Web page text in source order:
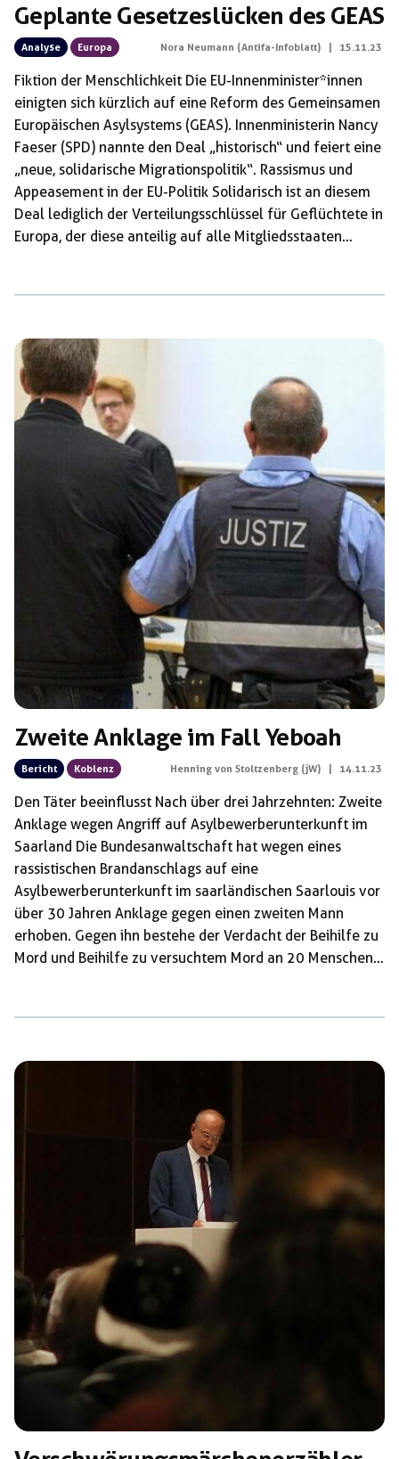
Geplante Gesetzeslücken des GEAS
Analyse Europa Nora Neumann (Antifa-Infoblatt) | 15.11.23
Fiktion der Menschlichkeit Die EU-Innenminister*innen
einigten sich kürzlich auf eine Reform des Gemeinsamen
Europäischen Asylsystems (GEAS). Innenministerin Nancy
Faeser (SPD) nannte den Deal „historisch“ und feiert eine
„neue, solidarische Migrationspolitik“. Rassismus und
Appeasement in der EU-Politik Solidarisch ist an diesem
Deal lediglich der Verteilungsschlüssel für Geflüchtete in
Europa, der diese anteilig auf alle Mitgliedsstaaten
selbst das geht Ländern wie Ungarn, Malta, Polen,
Bulgarien und der Slowakei nicht weit genug. Sie weigern
sich, Geflüchtete aufzunehmen oder
Ausgleichszahlungen zu leisten. Der „historische“ […]
Zweite Anklage im Fall Yeboah
Bericht Koblenz Henning von Stoltzenberg (jW) 14.11.23
Den Täter beeinflusst Nach über drei Jahrzehnten: Zweite
Anklage wegen Angriff auf Asylbewerberunterkunft im
Saarland Die Bundesanwaltschaft hat wegen eines
rassistischen Brandanschlags auf eine
Asylbewerberunterkunft im saarländischen Saarlouis vor
über 30 Jahren Anklage gegen einen zweiten Mann
erhoben. Gegen ihn bestehe der Verdacht der Beihilfe zu
Mord und Beihilfe zu versuchtem Mord an 20 Menschen,
Oberlandesgericht Koblenz, der mit seiner Verurteilung
mutmaßlicher Mittäter beschuldigte Mann von mehreren
Zeugen als Anführer der damaligen neonazistischen